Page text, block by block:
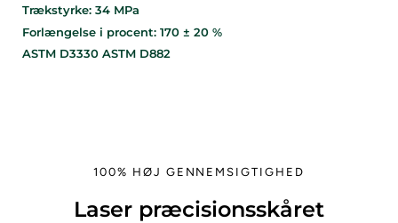
Trækstyrke: 34 MPa
Forlængelse i procent: 170 ± 20 %
ASTM D3330 ASTM D882
100% HØJ GENNEMSIGTIGHED
Laser præcisionsskåret